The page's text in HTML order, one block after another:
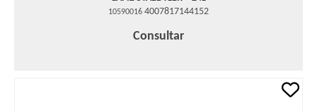
10590016 4007817144152
Consultar